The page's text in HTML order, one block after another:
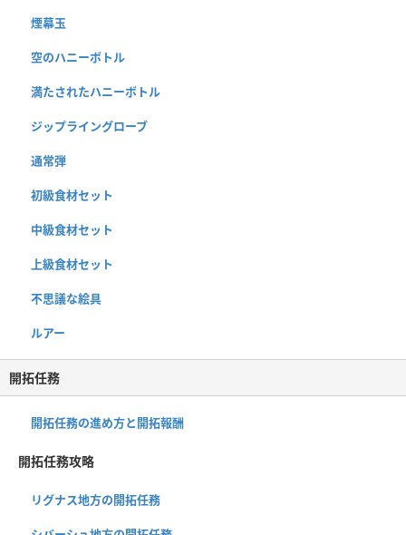
煙幕玉
空のハニーボトル
満たされたハニーボトル
ジップライングローブ
通常弾
初級食材セット
中級食材セット
上級食材セット
不思議な絵具
ルアー
開拓任務
開拓任務の進め方と開拓報酬
開拓任務攻略
リグナス地方の開拓任務